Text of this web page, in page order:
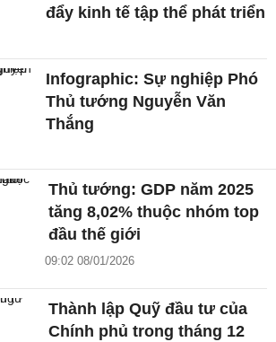
đẩy kinh tế tập thể phát triển
Infographic: Sự nghiệp Phó
Thủ tướng Nguyễn Văn
Thắng
Thủ tướng: GDP năm 2025
tăng 8,02% thuộc nhóm top
đầu thế giới
09:02 08/01/2026
Thành lập Quỹ đầu tư của
Chính phủ trong tháng 12